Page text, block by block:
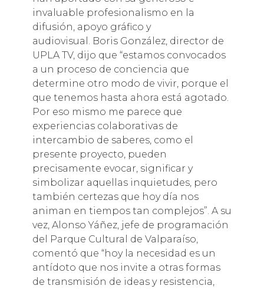
invaluable profesionalismo en la
difusión, apoyo gráfico y
audiovisual. Boris González, director de
UPLA TV, dijo que “estamos convocados
a un proceso de conciencia que
determine otro modo de vivir, porque el
que tenemos hasta ahora está agotado.
Por eso mismo me parece que
experiencias colaborativas de
intercambio de saberes, como el
presente proyecto, pueden
precisamente evocar, significar y
simbolizar aquellas inquietudes, pero
también certezas que hoy día nos
animan en tiempos tan complejos”. A su
vez, Alonso Yáñez, jefe de programación
del Parque Cultural de Valparaíso,
comentó que “hoy la necesidad es un
antídoto que nos invite a otras formas
de transmisión de ideas y resistencia,